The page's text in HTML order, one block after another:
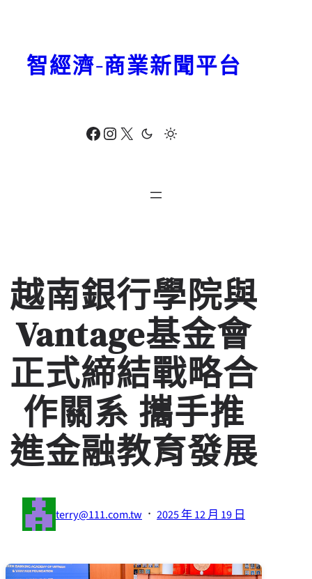
Facebook Instagram X
智經濟-商業新聞平台
越南銀行學院與
Vantage基金會
正式締結戰略合
作關系 攜手推
進金融教育發展
terry@111.com.tw · 2025 年 12 月 19 日